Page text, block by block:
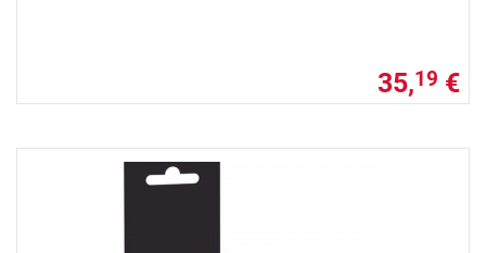
35,19 €